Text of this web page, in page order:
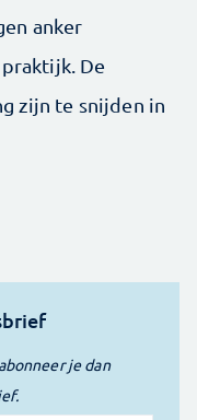
anker
De
zijn te snijden in
je dan